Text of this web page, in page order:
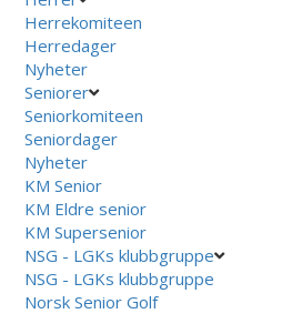
Herrekomiteen
Herredager
Nyheter
Seniorer
Seniorkomiteen
Seniordager
Nyheter
KM Senior
KM Eldre senior
KM Supersenior
NSG - LGKs klubbgruppe
NSG - LGKs klubbgruppe
Norsk Senior Golf